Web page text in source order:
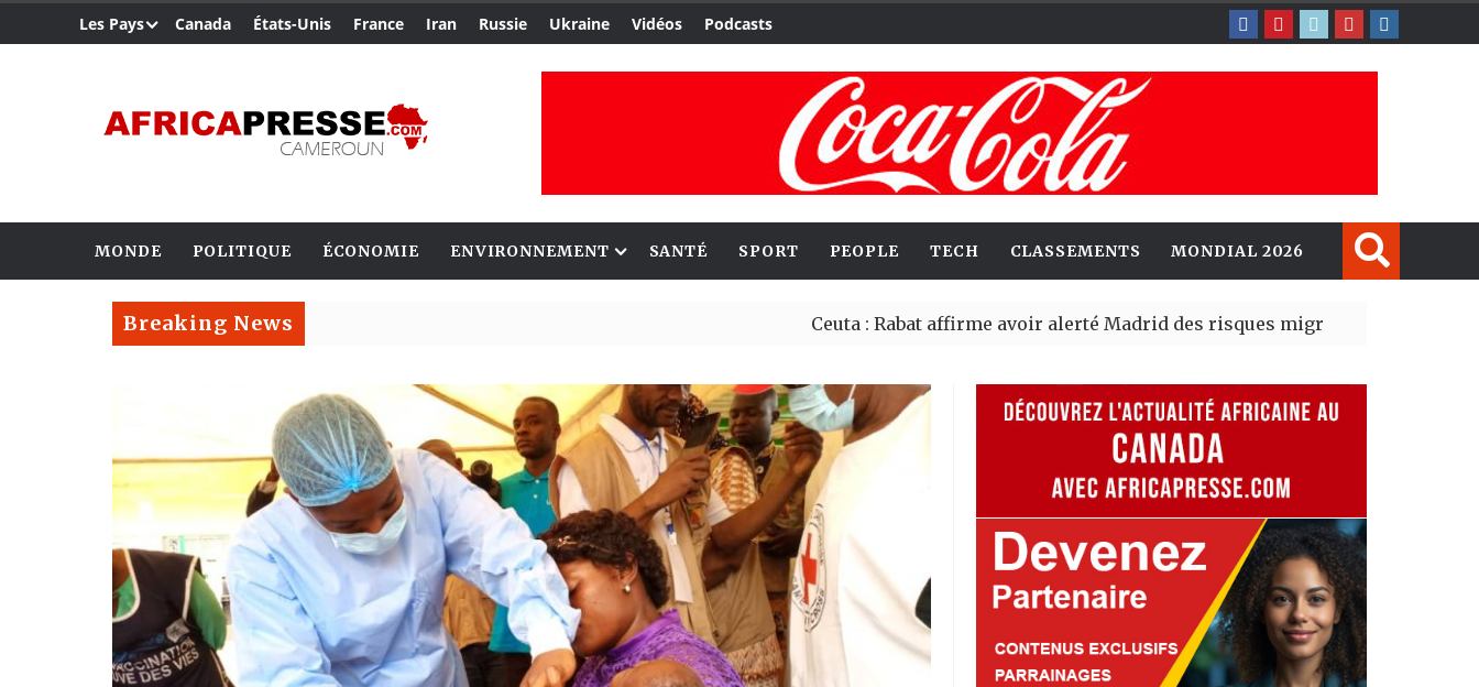
Les Pays Canada États-Unis France Iran Russie Ukraine Vidéos Podcasts
MONDE POLITIQUE ÉCONOMIE ENVIRONNEMENT SANTÉ SPORT PEOPLE TECH CLASSEMENTS MONDIAL 2026
Breaking News Ceuta : Rabat affirme avoir alerté Madrid des risques migratoires dès juillet